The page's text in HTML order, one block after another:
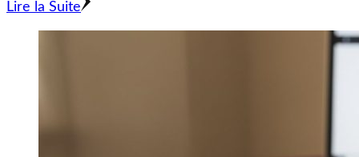
Lire la Suite